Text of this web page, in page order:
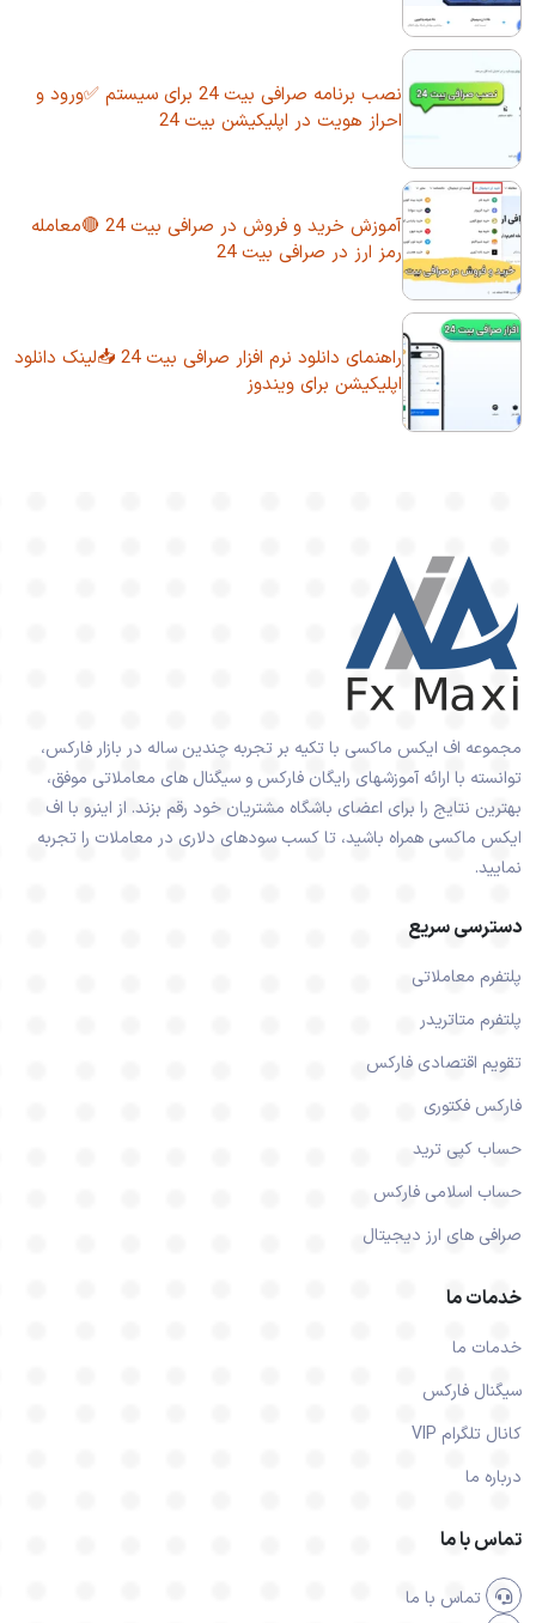
نصب برنامه صرافی بیت 24 برای سیستم ✅ورود و
احراز هویت در اپلیکیشن بیت 24
آموزش خرید و فروش در صرافی بیت 24 🔴معامله
رمز ارز در صرافی بیت 24
راهنمای دانلود نرم افزار صرافی بیت 24 📥لینک دانلود
اپلیکیشن برای ویندوز
مجموعه اف ایکس ماکسی با تکیه بر تجربه چندین ساله در بازار فارکس،
توانسته با ارائه آموزشهای رایگان فارکس و سیگنال های معاملاتی موفق،
بهترین نتایج را برای اعضای باشگاه مشتریان خود رقم بزند. از اینرو با اف
ایکس ماکسی همراه باشید، تا کسب سودهای دلاری در معاملات را تجربه
نمایید.
دسترسی سریع
پلتفرم معاملاتی
پلتفرم متاتریدر
تقویم اقتصادی فارکس
فارکس فکتوری
حساب کپی ترید
حساب اسلامی فارکس
صرافی های ارز دیجیتال
خدمات ما
خدمات ما
سیگنال فارکس
کانال تلگرام VIP
درباره ما
تماس با ما
تماس با ما